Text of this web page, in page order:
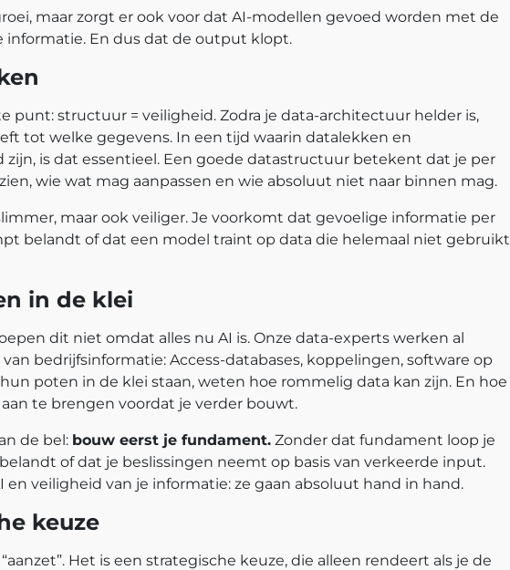
maar zorgt er ook voor dat AI-modellen gevoed worden met de
informatie. En dus dat de output klopt.
punt: structuur = veiligheid. Zodra je data-architectuur helder is,
tot welke gegevens. In een tijd waarin datalekken en
is dat essentieel. Een goede datastructuur betekent dat je per
wie wat mag aanpassen en wie absoluut niet naar binnen mag.
maar ook veiliger. Je voorkomt dat gevoelige informatie per
belandt of dat een model traint op data die helemaal niet gebruikt
in de klei
dit niet omdat alles nu AI is. Onze data-experts werken al
bedrijfsinformatie: Access-databases, koppelingen, software op
poten in de klei staan, weten hoe rommelig data kan zijn. En hoe
te brengen voordat je verder bouwt.
de bel: bouw eerst je fundament. Zonder dat fundament loop je
of dat je beslissingen neemt op basis van verkeerde input.
veiligheid van je informatie: ze gaan absoluut hand in hand.
keuze
Het is een strategische keuze, die alleen rendeert als je de